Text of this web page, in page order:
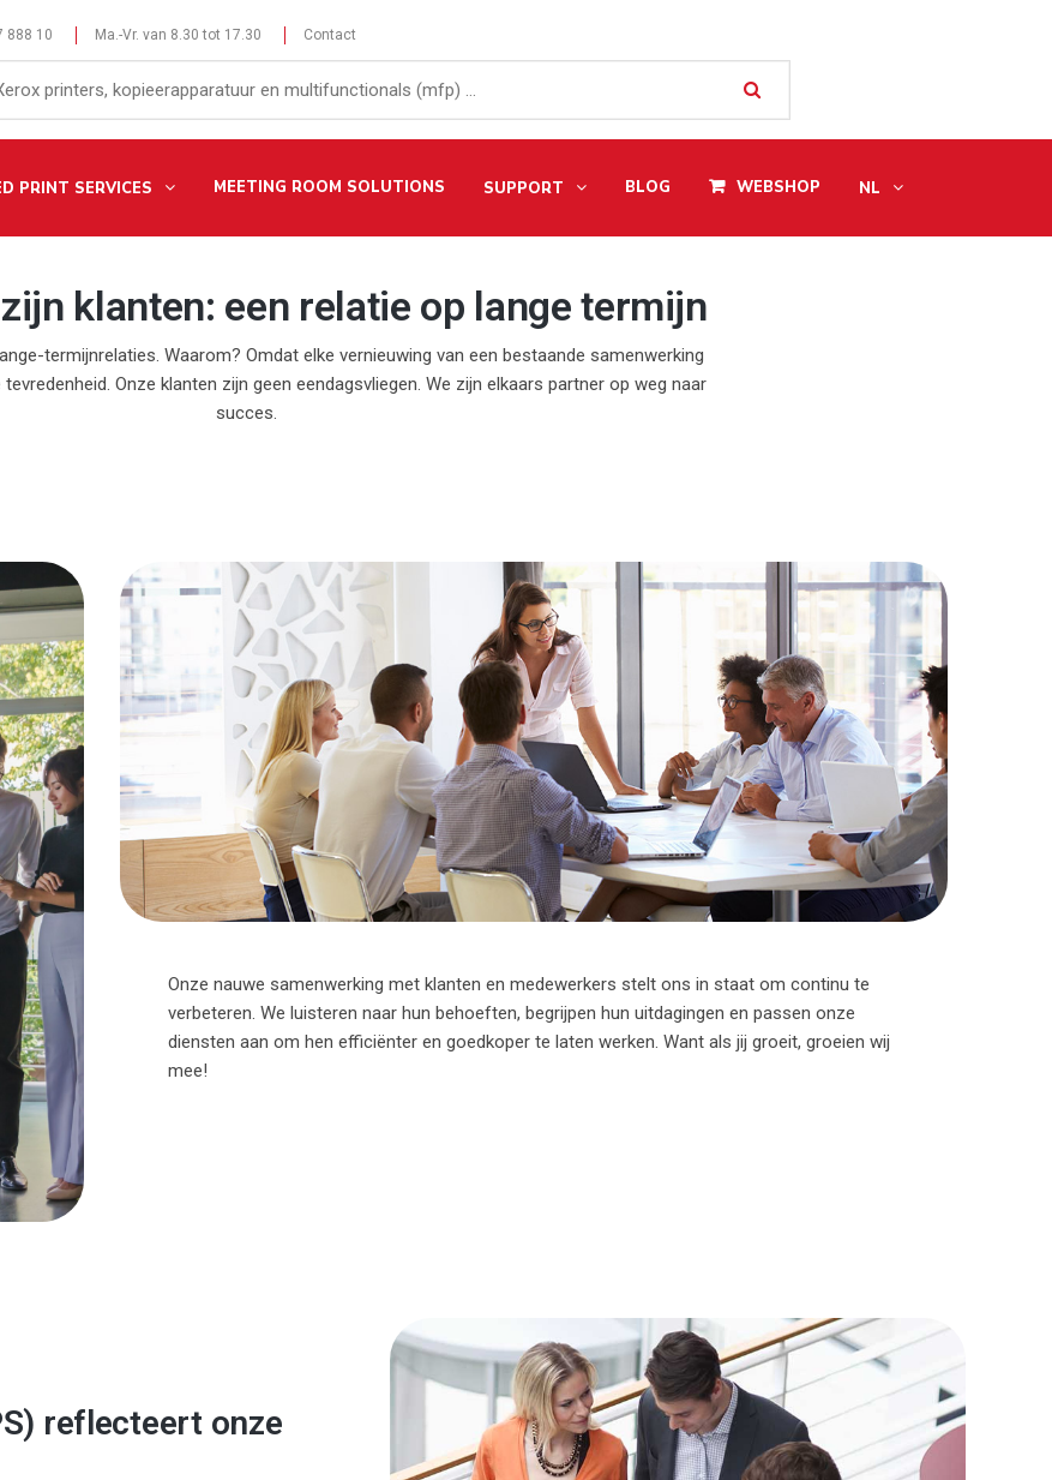
888 10 Ma.-Vr. van 8.30 tot 17.30 Contact
PRINT SERVICES MEETING ROOM SOLUTIONS SUPPORT BLOG WEBSHOP NL
klanten: een relatie op lange termijn
termijnrelaties. Waarom? Omdat elke vernieuwing van een bestaande samenwerking
Onze klanten zijn geen eendagsvliegen. We zijn elkaars partner op weg naar
succes.
Onze nauwe samenwerking met klanten en medewerkers stelt ons in staat om continu te
verbeteren. We luisteren naar hun behoeften, begrijpen hun uitdagingen en passen onze
diensten aan om hen efficiënter en goedkoper te laten werken. Want als jij groeit, groeien wij
mee!
reflecteert onze